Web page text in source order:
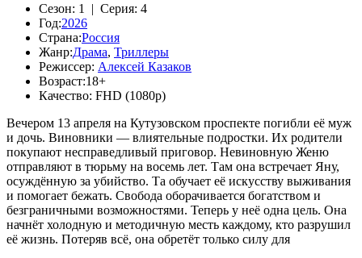
Сезон: 1 | Серия: 4
Год:2026
Страна:Россия
Жанр:Драма, Триллеры
Режиссер: Алексей Казаков
Возраст:18+
Качество: FHD (1080p)
Вечером 13 апреля на Кутузовском проспекте погибли её муж
и дочь. Виновники — влиятельные подростки. Их родители
покупают несправедливый приговор. Невиновную Женю
отправляют в тюрьму на восемь лет. Там она встречает Яну,
осуждённую за убийство. Та обучает её искусству выживания
и помогает бежать. Свобода оборачивается богатством и
безграничными возможностями. Теперь у неё одна цель. Она
начнёт холодную и методичную месть каждому, кто разрушил
её жизнь. Потеряв всё, она обретёт только силу для